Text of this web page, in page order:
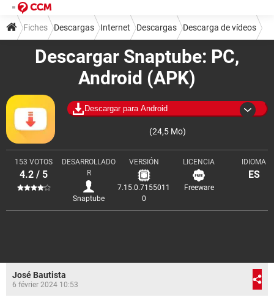
Descargar Snaptube: PC,
Android (APK)
Descargar para Android
(24,5 Mo)
153 VOTOS
4.2 / 5
DESARROLLADO
R
Snaptube
VERSIÓN
7.15.0.7155011
0
LICENCIA
Freeware
IDIOMA
ES
Fiches Descargas Internet Descargas Descarga de vídeos
José Bautista
6 février 2024 10:53